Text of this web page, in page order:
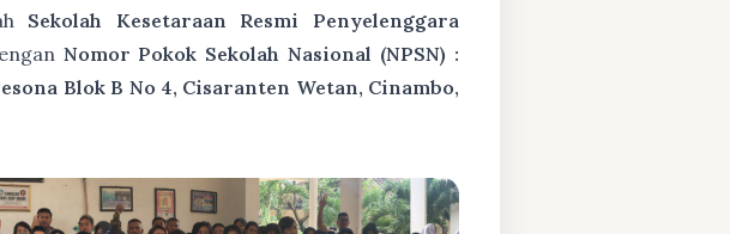
Sekolah Kesetaraan Resmi Penyelenggara
Nomor Pokok Sekolah Nasional (NPSN) :
Blok B No 4, Cisaranten Wetan, Cinambo,